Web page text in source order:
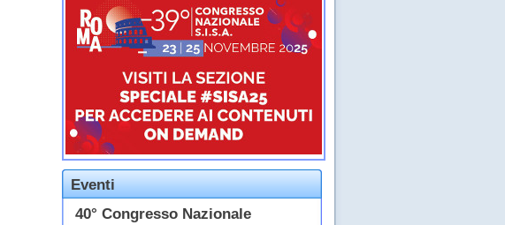
Eventi
40° Congresso Nazionale